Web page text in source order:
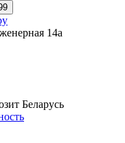
14а
Беларусь